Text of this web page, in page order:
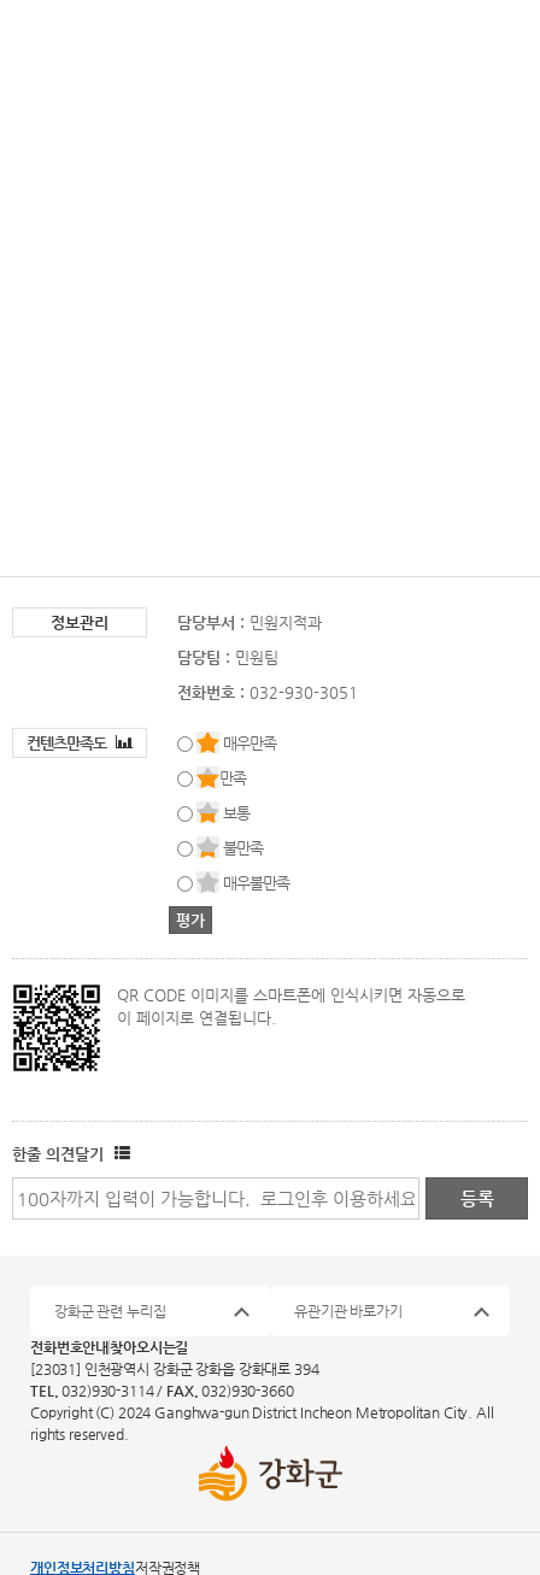
정보관리 담당부서 : 민원지적과
담당팀 : 민원팀
전화번호 : 032-930-3051
컨텐츠만족도
매우만족
만족
보통
불만족
매우불만족
QR CODE 이미지를 스마트폰에 인식시키면 자동으로
이 페이지로 연결됩니다.
한줄 의견달기
전화번호안내 찾아오시는길
[23031] 인천광역시 강화군 강화읍 강화대로 394
TEL.
032)930-3114 / FAX. 032)930-3660
Copyright (C) 2024 Ganghwa-gun District Incheon Metropolitan City. All
rights reserved.
강화군 관련 누리집 유관기관 바로가기
개인정보처리방침저작권정책